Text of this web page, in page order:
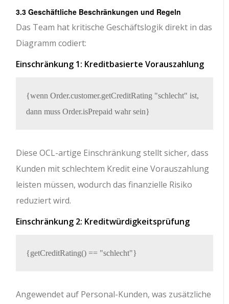
3.3 Geschäftliche Beschränkungen und Regeln
Das Team hat kritische Geschäftslogik direkt in das
Diagramm codiert:
Einschränkung 1: Kreditbasierte Vorauszahlung
{wenn Order.customer.getCreditRating "schlecht" ist,
Diese OCL-artige Einschränkung stellt sicher, dass
Kunden mit schlechtem Kredit eine Vorauszahlung
leisten müssen, wodurch das finanzielle Risiko
reduziert wird.
Einschränkung 2: Kreditwürdigkeitsprüfung
Angewendet auf Personal-Kunden, was zusätzliche